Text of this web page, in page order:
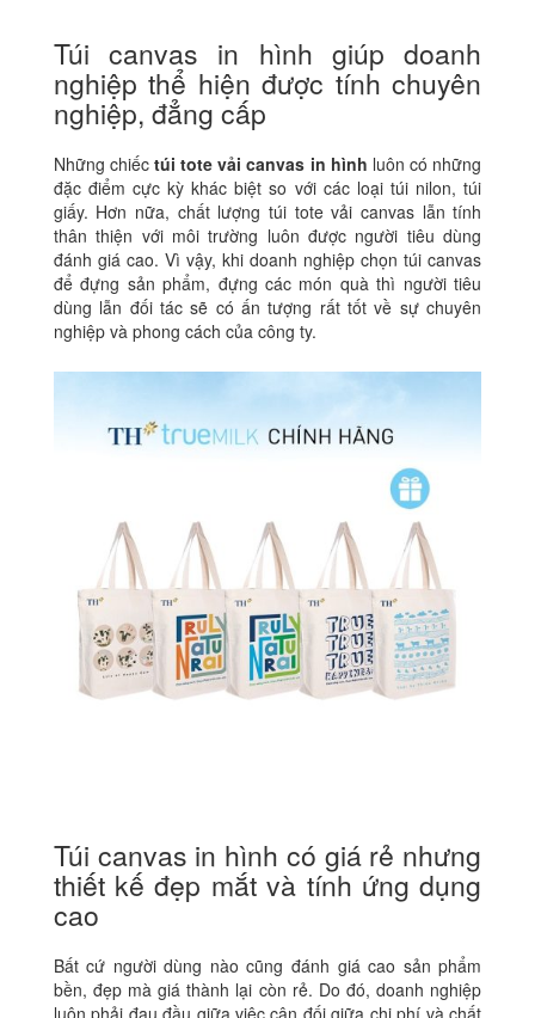
Túi canvas in hình giúp doanh
nghiệp thể hiện được tính chuyên
nghiệp, đẳng cấp
Những chiếctúi tote vải canvas in hình luôn có những
đặc điểm cực kỳ khác biệt so với các loại túi nilon, túi
giấy. Hơn nữa, chất lượng túi tote vải canvas lẫn tính
thân thiện với môi trường luôn được người tiêu dùng
đánh giá cao. Vì vậy, khi doanh nghiệp chọn túi canvas
để đựng sản phẩm, đựng các món quà thì người tiêu
dùng lẫn đối tác sẽ có ấn tượng rất tốt về sự chuyên
nghiệp và phong cách của công ty.
Túi canvas in hình có giá rẻ nhưng
thiết kế đẹp mắt và tính ứng dụng
cao
Bất cứ người dùng nào cũng đánh giá cao sản phẩm
bền, đẹp mà giá thành lại còn rẻ. Do đó, doanh nghiệp